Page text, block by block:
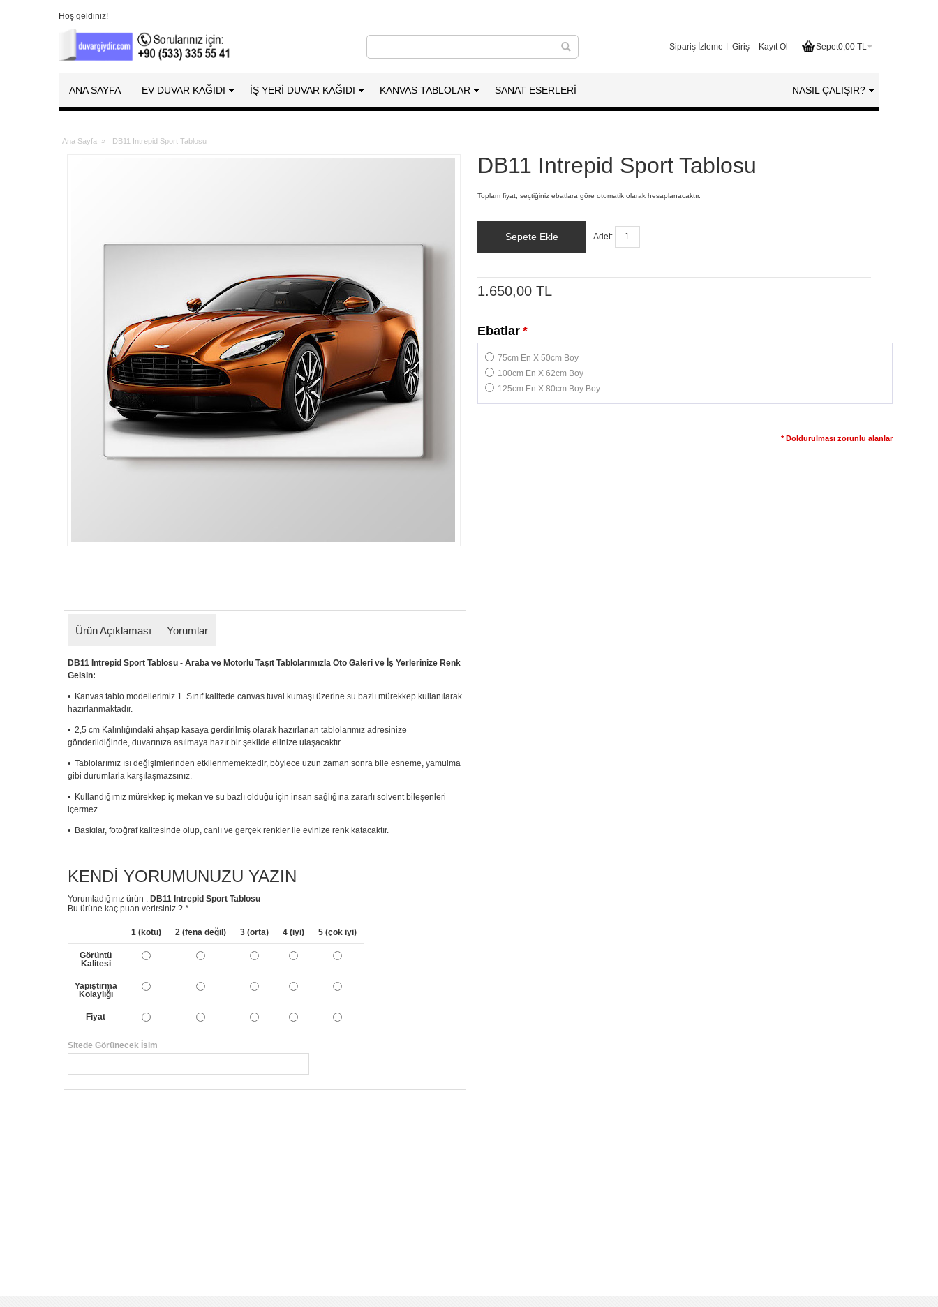
Hoş geldiniz!
Sepet0,00 TL
Sipariş İzleme Giriş Kayıt Ol
ANA SAYFA EV DUVAR KAĞIDI İŞ YERİ DUVAR KAĞIDI KANVAS TABLOLAR SANAT ESERLERI NASIL ÇALIŞIR?
Ana Sayfa » DB11 Intrepid Sport Tablosu
DB11 Intrepid Sport Tablosu
Toplam fiyat, seçtiğiniz ebatlara göre otomatik olarak hesaplanacaktır.
Sepete Ekle Adet:
1.650,00 TL
*
Ebatlar
75cm En X 50cm Boy
100cm En X 62cm Boy
125cm En X 80cm Boy Boy
* Doldurulması zorunlu alanlar
Ürün Açıklaması Yorumlar
DB11 Intrepid Sport Tablosu - Araba ve Motorlu Taşıt Tablolarımızla Oto Galeri ve İş Yerlerinize Renk
Gelsin:
• Kanvas tablo modellerimiz 1. Sınıf kalitede canvas tuval kumaşı üzerine su bazlı mürekkep kullanılarak
hazırlanmaktadır.
• 2,5 cm Kalınlığındaki ahşap kasaya gerdirilmiş olarak hazırlanan tablolarımız adresinize
gönderildiğinde, duvarınıza asılmaya hazır bir şekilde elinize ulaşacaktır.
• Tablolarımız ısı değişimlerinden etkilenmemektedir, böylece uzun zaman sonra bile esneme, yamulma
gibi durumlarla karşılaşmazsınız.
• Kullandığımız mürekkep iç mekan ve su bazlı olduğu için insan sağlığına zararlı solvent bileşenleri
içermez.
• Baskılar, fotoğraf kalitesinde olup, canlı ve gerçek renkler ile evinize renk katacaktır.
KENDI YORUMUNUZU YAZIN
Yorumladığınız ürün : DB11 Intrepid Sport Tablosu
Bu ürüne kaç puan verirsiniz ? *
1 (kötü) 2 (fena değil) 3 (orta) 4 (iyi) 5 (çok iyi)
Görüntü
Kalitesi
Yapıştırma
Kolaylığı
Fiyat
Sitede Görünecek İsim